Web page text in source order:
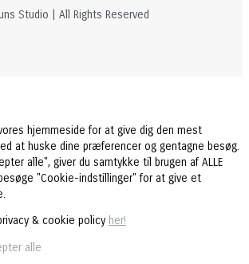
Studio | All Rights Reserved
hjemmeside for at give dig den mest
at huske dine præferencer og gentagne besøg.
alle", giver du samtykke til brugen af ALLE
"Cookie-indstillinger" for at give et
& cookie policy her!
alle